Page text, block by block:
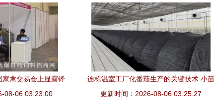
禽交易会上显露锋
术服务新潮流
08-06 03:23:00
连栋温室工厂化番茄生产的关键技术 小苗
龄嫁接与双杈育苗实践指南
更新时间：2026-08-06 03:25:27